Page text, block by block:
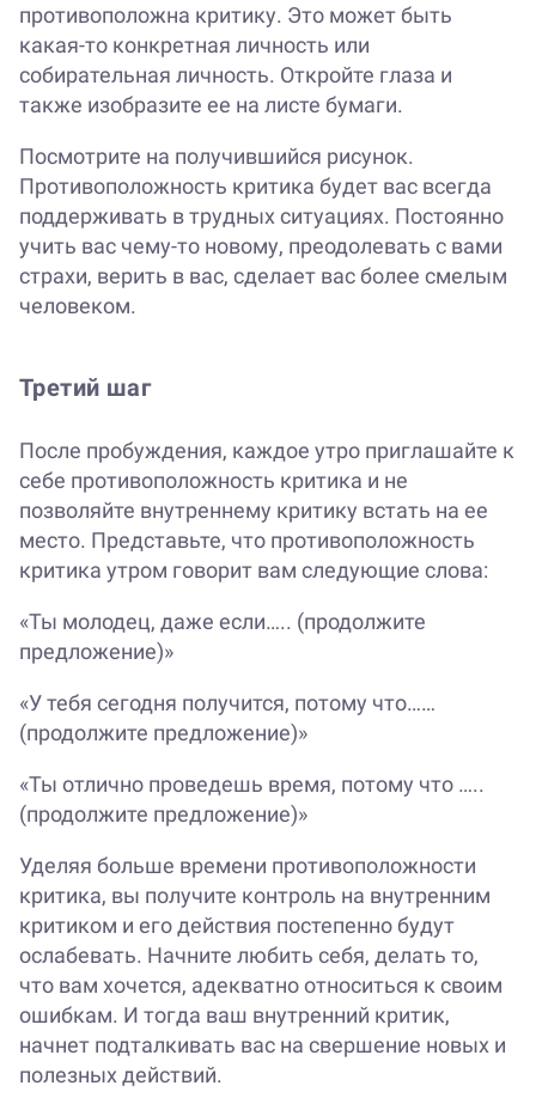
противоположна критику. Это может быть
какая-то конкретная личность или
собирательная личность. Откройте глаза и
также изобразите ее на листе бумаги.
Посмотрите на получившийся рисунок.
Противоположность критика будет вас всегда
поддерживать в трудных ситуациях. Постоянно
учить вас чему-то новому, преодолевать с вами
страхи, верить в вас, сделает вас более смелым
человеком.
Третий шаг
После пробуждения, каждое утро приглашайте к
себе противоположность критика и не
позволяйте внутреннему критику встать на ее
место. Представьте, что противоположность
критика утром говорит вам следующие слова:
«Ты молодец, даже если….. (продолжите
предложение)»
«У тебя сегодня получится, потому что……
(продолжите предложение)»
«Ты отлично проведешь время, потому что …..
(продолжите предложение)»
Уделяя больше времени противоположности
критика, вы получите контроль на внутренним
критиком и его действия постепенно будут
ослабевать. Начните любить себя, делать то,
что вам хочется, адекватно относиться к своим
ошибкам. И тогда ваш внутренний критик,
начнет подталкивать вас на свершение новых и
полезных действий.